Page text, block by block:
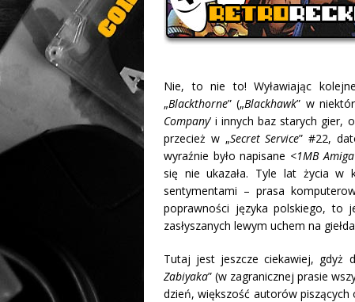
Nie, to nie to! Wyławiając
„Blackthorne” („Blackhawk” w
Company’ i innych baz starych gier,
przecież w „Secret Service” #22,
wyraźnie było napisane <1MB Amiga
się nie ukazała. Tyle lat życia w
sentymentami – prasa
poprawności języka polskiego, to
zasłyszanych lewym uchem na
Tutaj jest jeszcze ciekawiej, gdyż
Zabiyaka” (w zagranicznej prasie
dzień, większość autorów piszących